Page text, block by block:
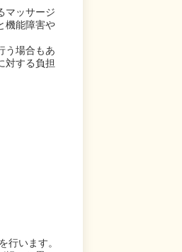
マッサージ
機能障害や
う場合もあ
対する負担
行います。